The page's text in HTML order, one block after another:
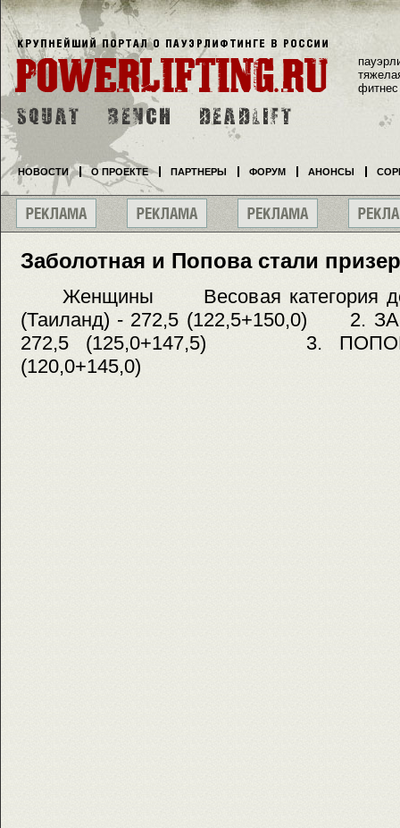
Заболотная и Попова стали
Женщины Весовая категория
(Таиланд) - 272,5 (122,5+150,0) 2.
272,5 (125,0+147,5) 3.
(120,0+145,0)
фитнес
НОВОСТИ О ПРОЕКТЕ ПАРТНЕРЫ ФОРУМ АНОНСЫ